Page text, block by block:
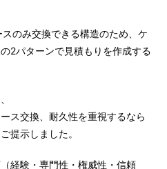
のみ交換できる構造のため、ケ
2パターンで見積もりを作成する
ス交換、耐久性を重視するなら
提示しました。
経験・専門性・権威性・信頼